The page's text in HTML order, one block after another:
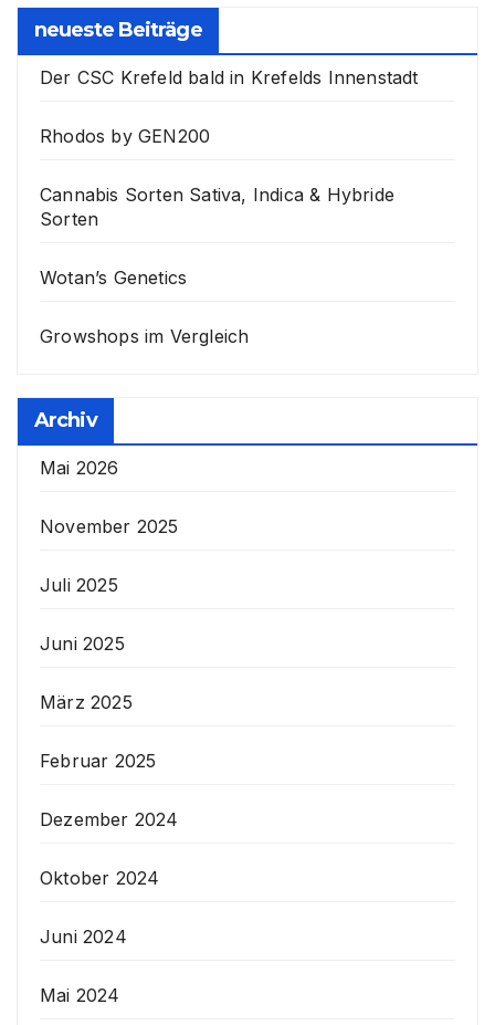
neueste Beiträge
Der CSC Krefeld bald in Krefelds Innenstadt
Rhodos by GEN200
Cannabis Sorten Sativa, Indica & Hybride
Sorten
Wotan’s Genetics
Growshops im Vergleich
Archiv
Mai 2026
November 2025
Juli 2025
Juni 2025
März 2025
Februar 2025
Dezember 2024
Oktober 2024
Juni 2024
Mai 2024